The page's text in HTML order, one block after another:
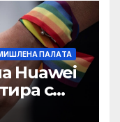
ПАЛAТА
Huawei
с
·